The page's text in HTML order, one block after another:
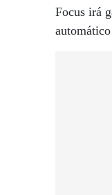
Focus irá